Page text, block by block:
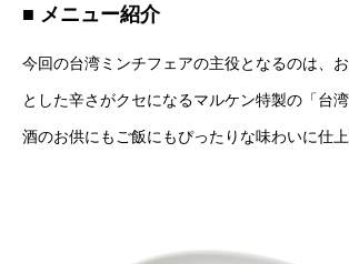
■ メニュー紹介
今回の台湾ミンチフェアの主役となるのは、
とした辛さがクセになるマルケン特製の「台
酒のお供にもご飯にもぴったりな味わいに仕上